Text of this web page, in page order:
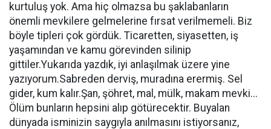
kurtuluş yok. Ama hiç olmazsa bu şaklabanların
önemli mevkilere gelmelerine fırsat verilmemeli. Biz
böyle tipleri çok gördük. Ticaretten, siyasetten, iş
yaşamından ve kamu görevinden silinip
gittiler.Yukarıda yazdık, iyi anlaşılmak üzere yine
yazıyorum.Sabreden derviş, muradına erermiş. Sel
gider, kum kalır.Şan, şöhret, mal, mülk, makam mevki...
Ölüm bunların hepsini alıp götürecektir. Buyalan
dünyada isminizin saygıyla anılmasını istiyorsanız,